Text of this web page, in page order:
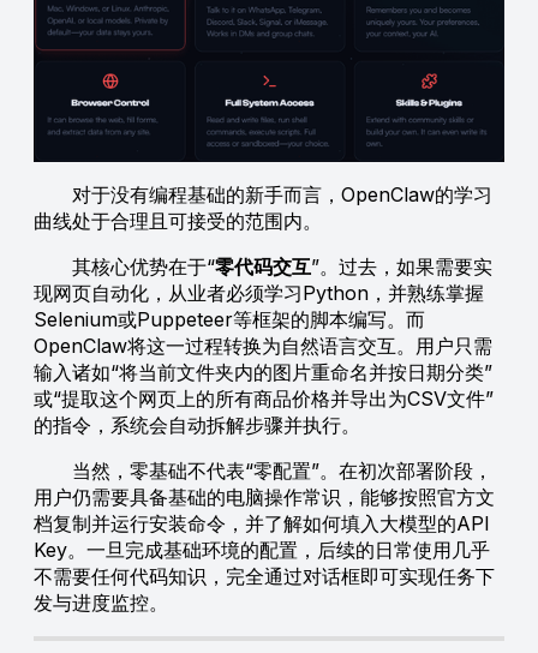
对于没有编程基础的新手而言，OpenClaw的学习
曲线处于合理且可接受的范围内。
其核心优势在于“零代码交互”。过去，如果需要实
现网页自动化，从业者必须学习Python，并熟练掌握
Selenium或Puppeteer等框架的脚本编写。而
OpenClaw将这一过程转换为自然语言交互。用户只需
输入诸如“将当前文件夹内的图片重命名并按日期分类”
或“提取这个网页上的所有商品价格并导出为CSV文件”
的指令，系统会自动拆解步骤并执行。
当然，零基础不代表“零配置”。在初次部署阶段，
用户仍需要具备基础的电脑操作常识，能够按照官方文
档复制并运行安装命令，并了解如何填入大模型的API
Key。一旦完成基础环境的配置，后续的日常使用几乎
不需要任何代码知识，完全通过对话框即可实现任务下
发与进度监控。